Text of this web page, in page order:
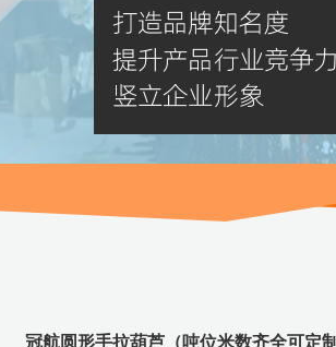
冠航圆形手拉葫芦（吨位米数齐全可定制